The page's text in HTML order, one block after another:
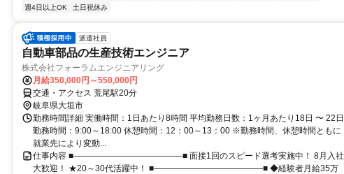
週4日以上OK
土日祝休み
派遣社員
自動車部品の生産技術エンジニア
株式会社フォーラムエンジニアリング
月給350,000円～550,000円
交通・アクセス 荒尾駅20分
岐阜県大垣市
勤務時間詳細 実働時間：1日あたり8時間 平均勤務日数：1ヶ月あたり18日 〜 22日
勤務時間：9:00～18:00 休憩時間：12：00～13：00 ※勤務時間、休憩時間ともに
就業先により変動...
仕事内容 ■―――――――――――――■ 面接1回のスピード選考実施中！ 8月入社
大歓迎！ ★20～30代活躍中！ ■―――――――――――――■ ◆経験者月給35万